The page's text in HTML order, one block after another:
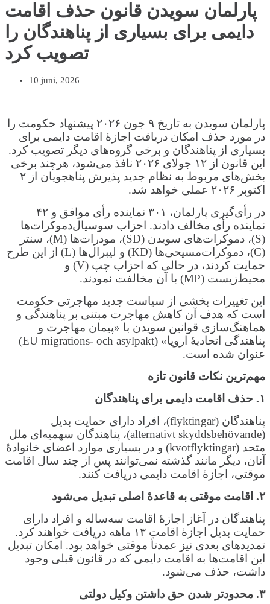
پارلمان سویدن قانون حذف اقامت
دایمی برای بسیاری از پناهندگان را
تصویب کرد
10 juni, 2026
پارلمان سویدن به تاریخ ۹ جون ۲۰۲۶ پیشنهاد حکومت را
در مورد حذف امکان دریافت اجازهٔ اقامت دایمی برای
بسیاری از پناهندگان و برخی گروه‌های دیگر تصویب کرد.
این قانون از ۱۲ جولای ۲۰۲۶ نافذ می‌شود، هرچند برخی
بخش‌های مربوط به نظام جدید پذیرش پناهجویان از ۲
اکتوبر ۲۰۲۶ عملی خواهد شد.
در رأی‌گیری پارلمان، ۳۰۱ نماینده رأی موافق و ۴۲
نماینده رأی مخالف دادند. احزاب سوسیال‌دموکرات‌ها
(S)، دموکرات‌های سویدن (SD)، مودرات‌ها (M)، سنتر
(C)، دموکرات‌مسیحی‌ها (KD) و لیبرال‌ها (L) از این طرح
حمایت کردند، در حالی که احزاب چپ (V) و
محیط‌زیست (MP) با آن مخالفت نمودند.
این تغییرات بخشی از سیاست جدید مهاجرتی حکومت
است که هدف آن کاهش مهاجرت مبتنی بر پناهندگی و
هماهنگ‌سازی قوانین سویدن با «پیمان مهاجرت و
پناهندگی اتحادیهٔ اروپا» (EU migrations- och asylpakt)
عنوان شده است.
مهم‌ترین نکات قانون تازه
۱. حذف اقامت دایمی برای پناهندگان
پناهندگان (flyktingar)، افراد دارای حمایت بدیل
(alternativt skyddsbehövande)، پناهندگان سهمیه‌ای ملل
متحد (kvotflyktingar) و در بسیاری موارد اعضای خانوادهٔ
آنان، دیگر مانند گذشته نمی‌توانند پس از چند سال اقامت
موقتی، اجازهٔ اقامت دایمی دریافت کنند.
۲. اقامت موقتی به قاعدهٔ اصلی تبدیل می‌شود
پناهندگان در آغاز اجازهٔ اقامت سه‌ساله و افراد دارای
حمایت بدیل اجازهٔ اقامت ۱۳ ماهه دریافت خواهند کرد.
تمدیدهای بعدی نیز عمدتاً موقتی خواهد بود. امکان تبدیل
این اقامت‌ها به اقامت دایمی که در قانون قبلی وجود
داشت، حذف می‌شود.
۳. محدودتر شدن حق داشتن وکیل دولتی